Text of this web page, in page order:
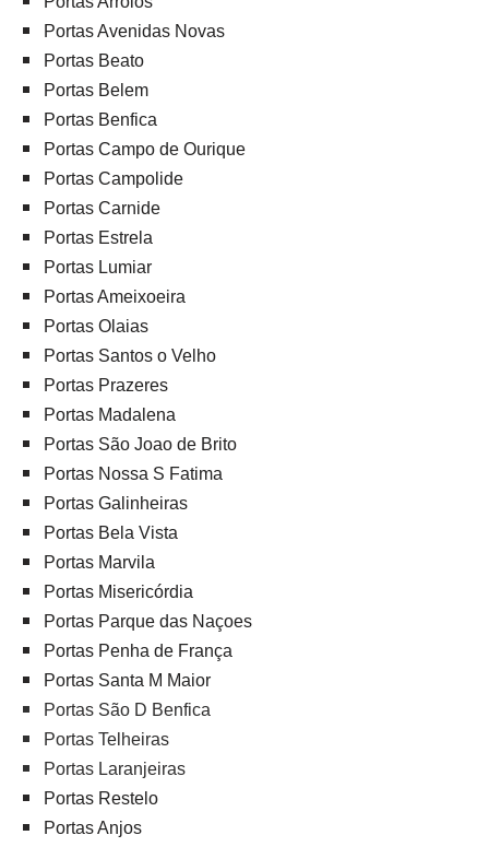
Portas Avenidas Novas
Portas Beato
Portas Belem
Portas Benfica
Portas Campo de Ourique
Portas Campolide
Portas Carnide
Portas Estrela
Portas Lumiar
Portas Ameixoeira
Portas Olaias
Portas Santos o Velho
Portas Prazeres
Portas Madalena
Portas São Joao de Brito
Portas Nossa S Fatima
Portas Galinheiras
Portas Bela Vista
Portas Marvila
Portas Misericórdia
Portas Parque das Naçoes
Portas Penha de França
Portas Santa M Maior
Portas São D Benfica
Portas Telheiras
Portas Laranjeiras
Portas Restelo
Portas Anjos